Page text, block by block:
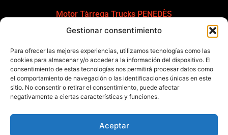
Gestionar consentimiento
Para ofrecer las mejores experiencias, utilizamos tecnologías como las
cookies para almacenar y/o acceder a la información del dispositivo. El
consentimiento de estas tecnologías nos permitirá procesar datos como
el comportamiento de navegación o las identificaciones únicas en este
sitio. No consentir o retirar el consentimiento, puede afectar
negativamente a ciertas características y funciones.
Aceptar
Motor Tàrrega Trucks PENEDÈS
C/ Ponent 8, Pol. Ind. Sant Pere Molanta, CP: 08799
+34 931 69 11 91
Motor Tàrrega Trucks BARCELONA
Zona Franca, Carrer E, s/n 08040 Barcelona, España